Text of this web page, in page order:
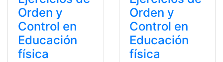
Orden y
Control en
Educación
física
Orden y
Control en
Educación
física